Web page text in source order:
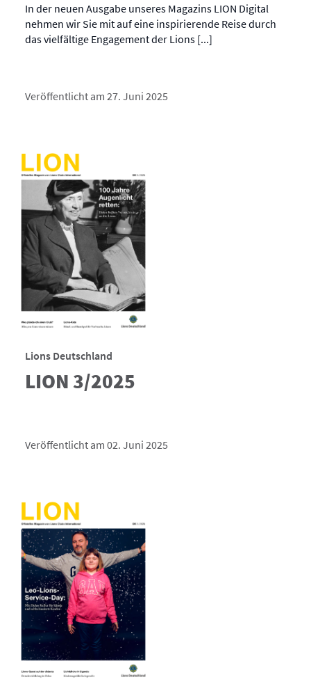
In der neuen Ausgabe unseres Magazins LION Digital
nehmen wir Sie mit auf eine inspirierende Reise durch
das vielfältige Engagement der Lions [...]
Veröffentlicht am 27. Juni 2025
Lions Deutschland
LION 3/2025
Veröffentlicht am 02. Juni 2025